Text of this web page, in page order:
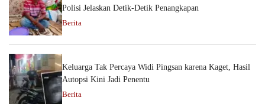
Polisi Jelaskan Detik-Detik Penangkapan
Berita
Keluarga Tak Percaya Widi Pingsan karena Kaget, Hasil
Autopsi Kini Jadi Penentu
Berita